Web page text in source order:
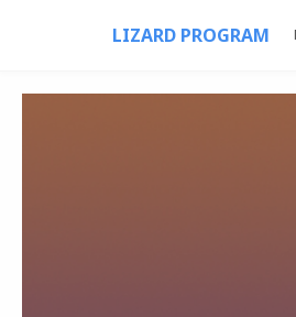
LIZARD PROGRAM